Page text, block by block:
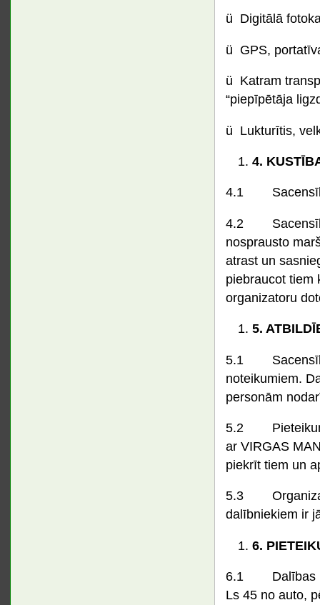
ü Digitālā
ü GPS,
ü Katram
“piepīpētāja
ü Lukturītis,
4.
4.1 Sacensību
4.2 Sacensību
nosprausto
atrast un
piebraucot tiem
organizatoru
5.
5.1 Sacensību
noteikumiem.
personām
5.2 Pieteikums
ar VIRGAS
piekrīt tiem un
5.3
dalībniekiem ir
6.
6.1 Dalības
Ls 45 no auto,